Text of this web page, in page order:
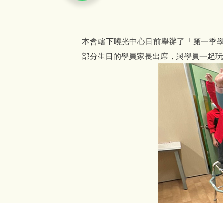
本會轄下曉光中心日前舉辦了「第一季
部分生日的學員家長出席，與學員一起玩